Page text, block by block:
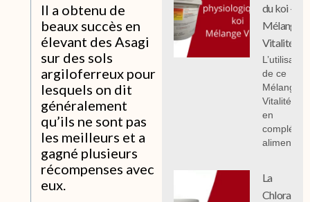
Il a obtenu de
beaux succès en
élevant des Asagi
sur des sols
argiloferreux pour
lesquels on dit
généralement
qu’ils ne sont pas
les meilleurs et a
gagné plusieurs
récompenses avec
eux.
du koi -
Mélange
Vitalité
L’utilisation
de ce
Mélange
Vitalité 1
en
alimentaire
La